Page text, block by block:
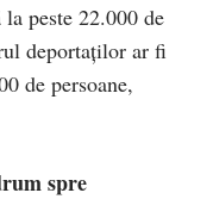
peste 22.000 de
deportaţilor ar fi
de persoane,
spre